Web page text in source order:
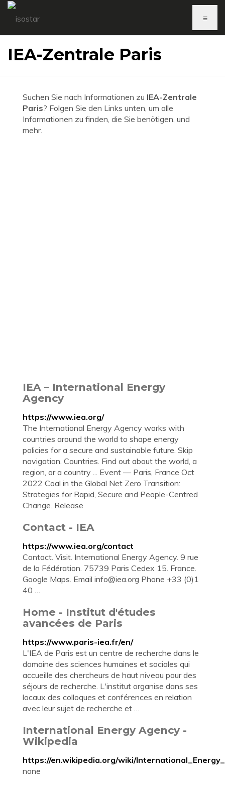
≡
IEA-Zentrale Paris
Suchen Sie nach Informationen zu IEA-Zentrale
Paris? Folgen Sie den Links unten, um alle
Informationen zu finden, die Sie benötigen, und
mehr.
IEA – International Energy
Agency
https://www.iea.org/
The International Energy Agency works with
countries around the world to shape energy
policies for a secure and sustainable future. Skip
navigation. Countries. Find out about the world, a
region, or a country ... Event — Paris, France Oct
2022 Coal in the Global Net Zero Transition:
Strategies for Rapid, Secure and People-Centred
Change. Release
Contact - IEA
https://www.iea.org/contact
Contact. Visit. International Energy Agency. 9 rue
de la Fédération. 75739 Paris Cedex 15. France.
Google Maps. Email info@iea.org Phone +33 (0)1
40 …
Home - Institut d'études
avancées de Paris
https://www.paris-iea.fr/en/
L'IEA de Paris est un centre de recherche dans le
domaine des sciences humaines et sociales qui
accueille des chercheurs de haut niveau pour des
séjours de recherche. L'institut organise dans ses
locaux des colloques et conférences en relation
avec leur sujet de recherche et …
International Energy Agency -
Wikipedia
https://en.wikipedia.org/wiki/
none